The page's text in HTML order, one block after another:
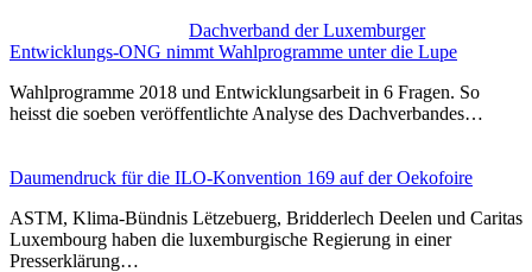
Dachverband der Luxemburger
Entwicklungs-ONG nimmt Wahlprogramme unter die Lupe
Wahlprogramme 2018 und Entwicklungsarbeit in 6 Fragen. So
heisst die soeben veröffentlichte Analyse des Dachverbandes…
Daumendruck für die ILO-Konvention 169 auf der Oekofoire
ASTM, Klima-Bündnis Lëtzebuerg, Bridderlech Deelen und Caritas
Luxembourg haben die luxemburgische Regierung in einer
Presserklärung…